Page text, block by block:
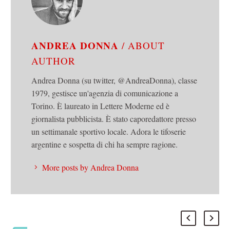
ANDREA DONNA/ ABOUT
AUTHOR
Andrea Donna (su twitter, @AndreaDonna), classe
1979, gestisce un'agenzia di comunicazione a
Torino. È laureato in Lettere Moderne ed è
giornalista pubblicista. È stato caporedattore presso
un settimanale sportivo locale. Adora le tifoserie
argentine e sospetta di chi ha sempre ragione.
More posts by Andrea Donna